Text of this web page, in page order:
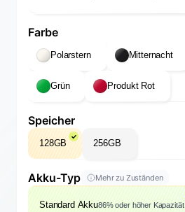
Farbe
Polarstern Mitternacht
Grün Produkt Rot
Speicher
128GB 256GB
Akku-Typ Mehr zu Zuständen
Standard Akku86% oder höher Kapazität